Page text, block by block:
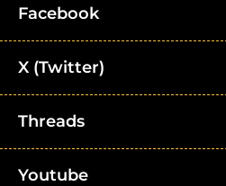
Facebook
X (Twitter)
Threads
Youtube